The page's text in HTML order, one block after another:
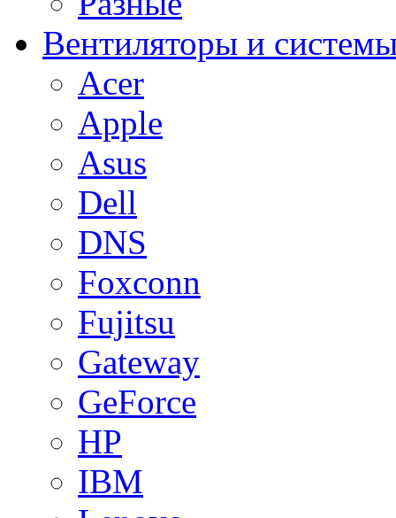
Вентиляторы и
Acer
Apple
Asus
Dell
DNS
Foxconn
Fujitsu
Gateway
GeForce
HP
IBM